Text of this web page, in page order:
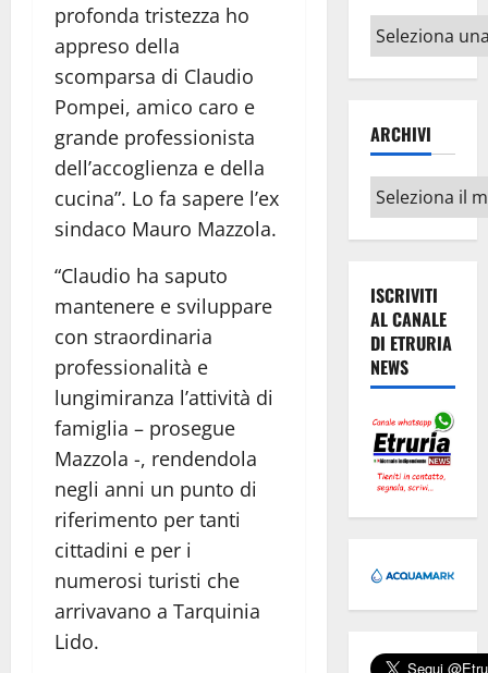
profonda tristezza ho
appreso della
scomparsa di Claudio
Pompei, amico caro e
grande professionista
dell’accoglienza e della
cucina”. Lo fa sapere l’ex
sindaco Mauro Mazzola.
“Claudio ha saputo
mantenere e sviluppare
con straordinaria
professionalità e
lungimiranza l’attività di
famiglia – prosegue
Mazzola -, rendendola
negli anni un punto di
riferimento per tanti
cittadini e per i
numerosi turisti che
arrivavano a Tarquinia
Lido.
Altri
argomenti
ARCHIVI
Archivi
ISCRIVITI
AL CANALE
DI ETRURIA
NEWS